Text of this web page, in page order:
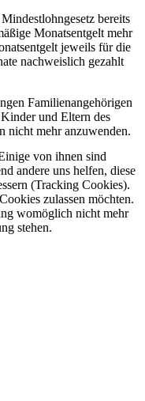
bereits
Monatsentgelt mehr
jeweils für die
nachweislich gezahlt
Familienangehörigen
und Eltern des
nicht mehr anzuwenden.
von ihnen sind
andere uns helfen, diese
(Tracking Cookies).
zulassen möchten.
womöglich nicht mehr
stehen.